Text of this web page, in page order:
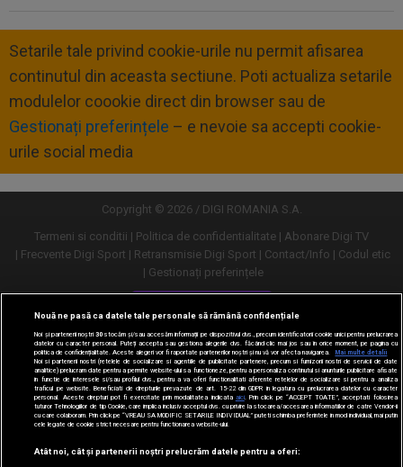
Setarile tale privind cookie-urile nu permit afisarea
continutul din aceasta sectiune. Poti actualiza setarile
modulelor coookie direct din browser sau de
Gestionați preferințele – e nevoie sa accepti cookie-
urile social media
Copyright © 2026 / DIGI ROMANIA S.A.
Termeni si conditii
Politica de confidentialitate
Abonare Digi TV
Frecvente Digi Sport
Retransmisie Digi Sport Contact/Info
Codul etic
Gestionați preferințele
Versiune desktop
Nouă ne pasă ca datele tale personale să rămână confidențiale
Noi și partenerii noștri30stocăm și/sau accesăm informații pe dispozitivul dvs., precum identificatorii cookie unici pentru prelucrarea
datelor cu caracter personal. Puteți accepta sau gestiona alegerile dvs. făcând clic mai jos sau în orice moment, pe pagina cu
politica de confidențialitate. Aceste alegeri vor fi raportate partenerilor noștri și nu vă vor afecta navigarea.
Mai multe detalii
Noi si partenerii nostri (retelele de socializare si agentiile de publicitate partenere, precum si furnizorii nostri de servicii de date
analitice) prelucram date pentru a permite website-ului sa functioneze, pentru a personaliza continutul si anunturile publicitare afisate
in functie de interesele si/sau profilul dvs., pentru a va oferi functionalitati aferente retelelor de socializare si pentru a analiza
traficul pe website. Beneficiati de drepturile prevazute de art. 15-22 din GDPR in legatura cu prelucrarea datelor cu caracter
personal. Aceste drepturi pot fi exercitate prin modalitatea indicata aici. Prin click pe “ACCEPT TOATE”, acceptati folosirea
tuturor Tehnologiilor de tip Cookie, care implica inclusiv acceptul dvs. cu privire la stocarea/accesarea informatiilor de catre Vendor-ii
cu care colaboram. Prin click pe “VREAU SA MODIFIC SETARILE INDIVIDUAL” puteti schimba preferintele in mod individual, mai putin
cele legate de cookie strict necesare pentru functionarea website-ului.
Atât noi, cât și partenerii noștri prelucrăm datele pentru a oferi: